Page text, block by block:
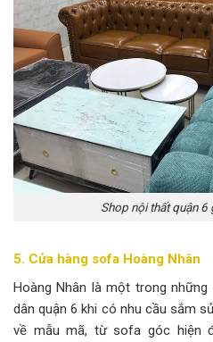
Shop nội thất quận 6
5. Cửa hàng sofa Hoàng Nhân
Hoàng Nhân là một trong
dân quận 6 khi có nhu cầu sắm
về mẫu mã, từ sofa góc hiện